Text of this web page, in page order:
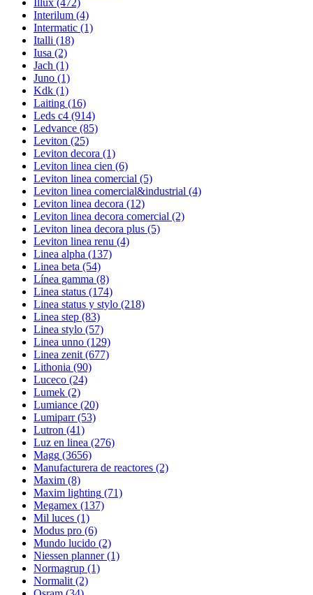
Interilum (4)
Intermatic (1)
Italli (18)
Iusa (2)
Jach (1)
Juno (1)
Kdk (1)
Laiting (16)
Leds c4 (914)
Ledvance (85)
Leviton (25)
Leviton decora (1)
Leviton linea cien (6)
Leviton linea comercial (5)
Leviton linea comercial&industrial (4)
Leviton linea decora (12)
Leviton linea decora comercial (2)
Leviton linea decora plus (5)
Leviton linea renu (4)
Linea alpha (137)
Linea beta (54)
Línea gamma (8)
Linea status (174)
Linea status y stylo (218)
Linea step (83)
Linea stylo (57)
Linea unno (129)
Linea zenit (677)
Lithonia (90)
Luceco (24)
Lumek (2)
Lumiance (20)
Lumiparr (53)
Lutron (41)
Luz en linea (276)
Magg (3656)
Manufacturera de reactores (2)
Maxim (8)
Maxim lighting (71)
Megamex (137)
Mil luces (1)
Modus pro (6)
Mundo lucido (2)
Niessen planner (1)
Normagrup (1)
Normalit (2)